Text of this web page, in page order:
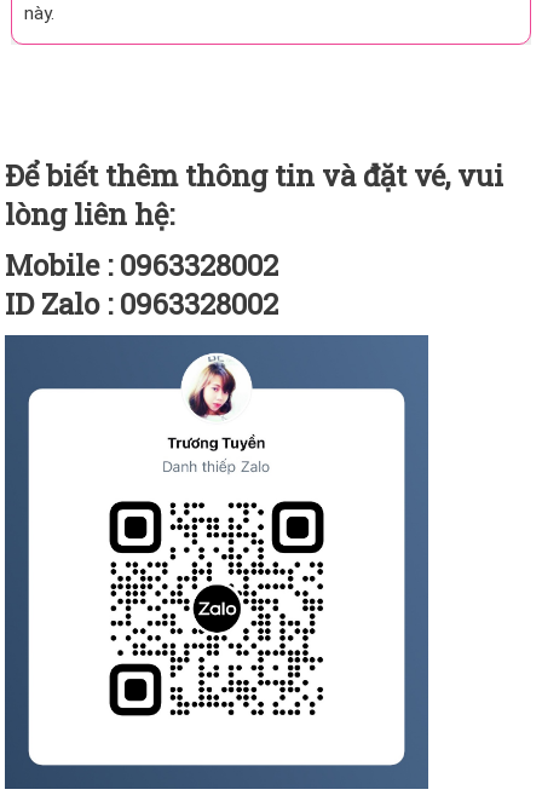
này.
Để biết thêm thông tin và đặt vé, vui
lòng liên hệ:
Mobile : 0963328002
ID Zalo : 0963328002